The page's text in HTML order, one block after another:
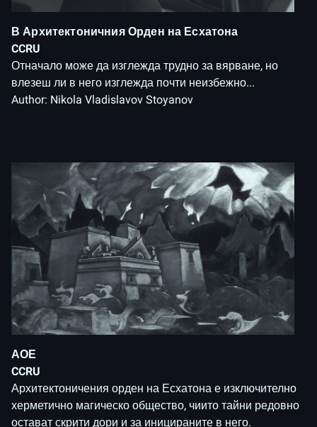
В Архитектоничния Орден на Есхатона
CCRU
Отначало може да изглежда трудно за вярване, но
влезеш ли в него изглежда почти неизбежно...
Author: Nikola Vladislavov Stoyanov
АОЕ
CCRU
Архитектоничения орден на Есхатона е изключително
херметично магическо общество, чиито тайни редовно
остават скрити дори и за иницираните в него.